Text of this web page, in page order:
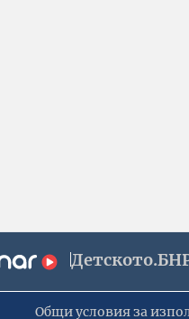
Общи условия за